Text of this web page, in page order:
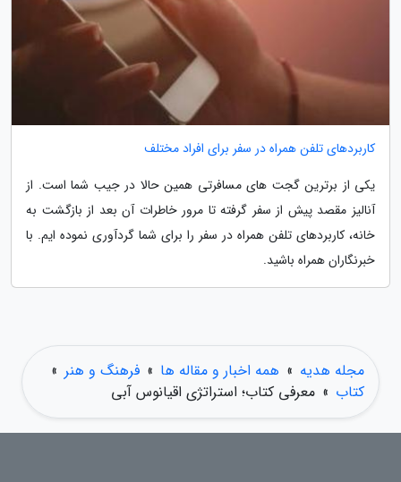
کاربردهای تلفن همراه در سفر برای افراد مختلف
یکی از برترین گجت های مسافرتی همین حالا در جیب شما است. از
آنالیز مقصد پیش از سفر گرفته تا مرور خاطرات آن بعد از بازگشت به
خانه، کاربردهای تلفن همراه در سفر را برای شما گردآوری نموده ایم. با
خبرنگاران همراه باشید.
مجله هدیه » همه اخبار و مقاله ها » فرهنگ و هنر »
کتاب » معرفی کتاب؛ استراتژی اقیانوس آبی